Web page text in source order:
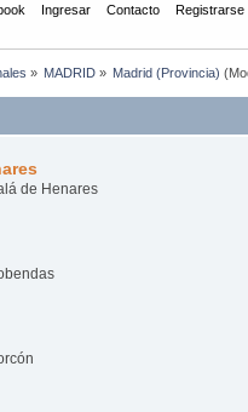
Ingresar Contacto Registrarse
» MADRID» Madrid (Provincia)
de Henares